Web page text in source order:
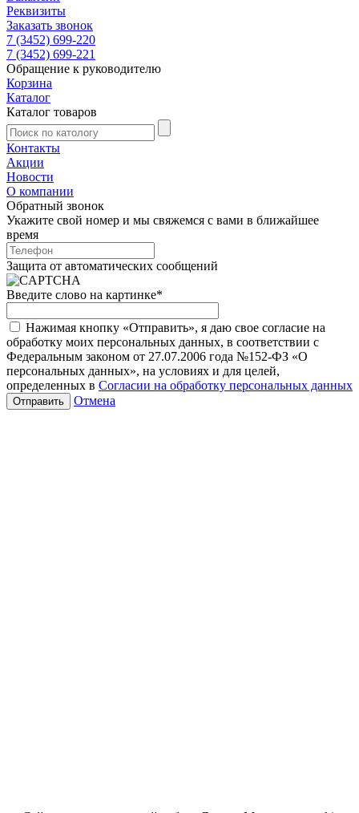
Реквизиты
Заказать звонок
7 (3452) 699-220
7 (3452) 699-221
Обращение к руководителю
Корзина
Каталог
Каталог товаров
Контакты
Акции
Новости
О компании
Обратный звонок
Укажите свой номер и мы свяжемся с вами в ближайшее
время
Защита от автоматических сообщений
Введите слово на картинке*
Нажимая кнопку «Отправить», я даю свое согласие на
обработку моих персональных данных, в соответствии с
Федеральным законом от 27.07.2006 года №152-ФЗ «О
персональных данных», на условиях и для целей,
определенных в Согласии на обработку персональных данных
Отмена